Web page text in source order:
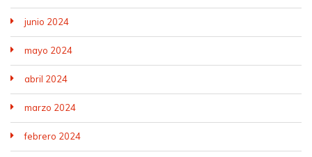
junio 2024
mayo 2024
abril 2024
marzo 2024
febrero 2024